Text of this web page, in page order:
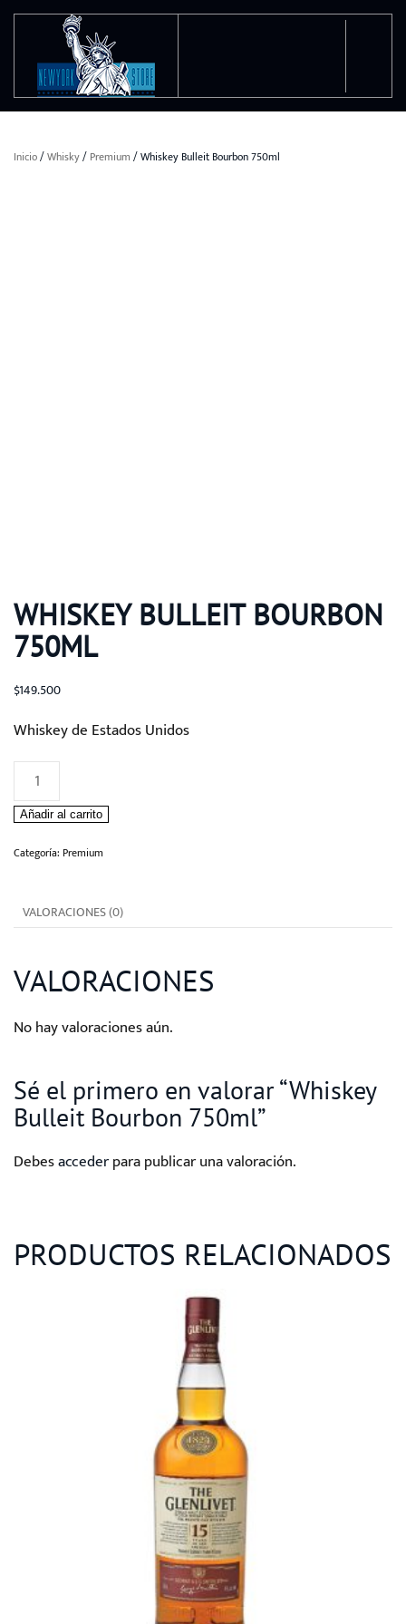
Ir al contenido principal
Inicio/Whisky/ Premium / Whiskey Bulleit Bourbon 750ml
WHISKEY BULLEIT BOURBON
750ML
$149.500
Whiskey de Estados Unidos
Whiskey
Bulleit
Bourbon
750ml
Añadir al carrito
Categoría: Premium
VALORACIONES (0)
VALORACIONES
No hay valoraciones aún.
Sé el primero en valorar “Whiskey
Bulleit Bourbon 750ml”
Debesaccederpara publicar una valoración.
PRODUCTOS RELACIONADOS